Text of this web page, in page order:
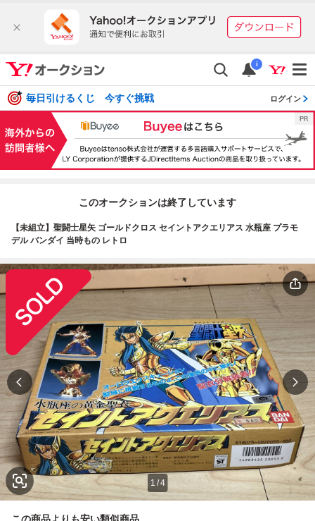
i
毎日引けるくじ 今すぐ挑戦 ログイン
このオークションは終了しています
【未組立】聖闘士星矢 ゴールドクロス セイントアクエリアス 水瓶座 プラモ
デル バンダイ 当時もの レトロ
1 /4